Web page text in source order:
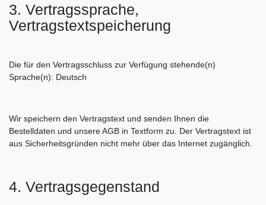
3. Vertragssprache,
Vertragstextspeicherung
Die für den Vertragsschluss zur Verfügung stehende(n)
Sprache(n): Deutsch
Wir speichern den Vertragstext und senden Ihnen die
Bestelldaten und unsere AGB in Textform zu. Der Vertragstext ist
aus Sicherheitsgründen nicht mehr über das Internet zugänglich.
4. Vertragsgegenstand